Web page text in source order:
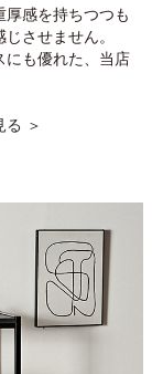
厚感を持ちつつも
させません。
にも優れた、当店
る ＞